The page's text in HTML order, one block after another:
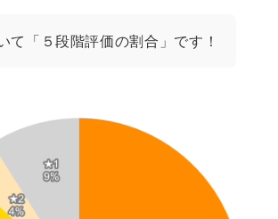
て「５段階評価の割合」です！